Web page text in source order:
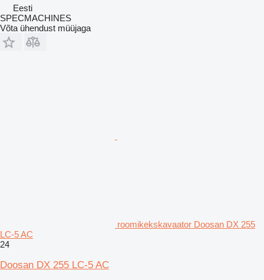
Eesti
SPECMACHINES
Võta ühendust müüjaga
roomikekskavaator Doosan DX 255
LC-5 AC
24
Doosan DX 255 LC-5 AC